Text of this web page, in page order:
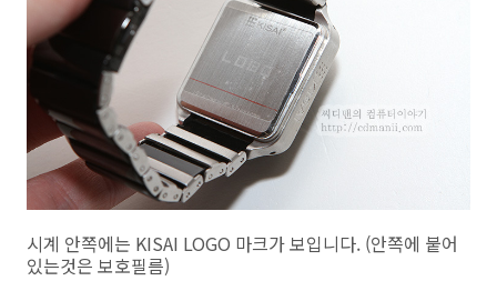
시계 안쪽에는 KISAI LOGO 마크가 보입니다. (안쪽에 붙어
있는것은 보호필름)